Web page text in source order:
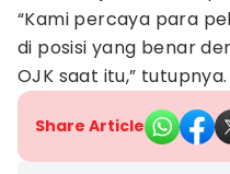
“Kami percaya para
di posisi yang benar
OJK saat itu,” tutupnya.
Share Article